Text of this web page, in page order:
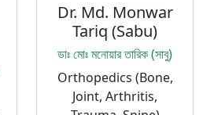
Dr. Md. Monwar
Tariq (Sabu)
ডাঃ মোঃ মনোয়ার তারিক (সাবু)
Orthopedics (Bone,
Joint, Arthritis,